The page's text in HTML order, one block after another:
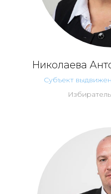
Николаева
Субъект